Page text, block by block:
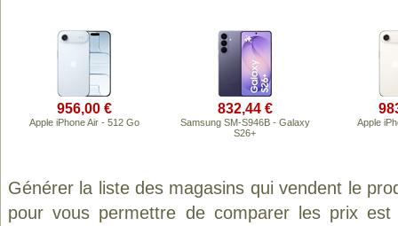
956,00 €
Apple iPhone Air - 512 Go
832,44 €
Samsung SM-S946B - Galaxy
S26+
Apple
Générer la liste des magasins qui vendent le
pour vous permettre de comparer les prix